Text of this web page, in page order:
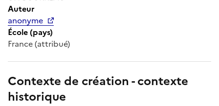
Auteur
anonyme
École (pays)
France (attribué)
Contexte de création - contexte
historique